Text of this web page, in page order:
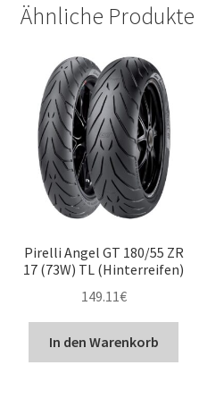
Ähnliche Produkte
Pirelli Angel GT 180/55 ZR
17 (73W) TL (Hinterreifen)
149.11€
In den Warenkorb